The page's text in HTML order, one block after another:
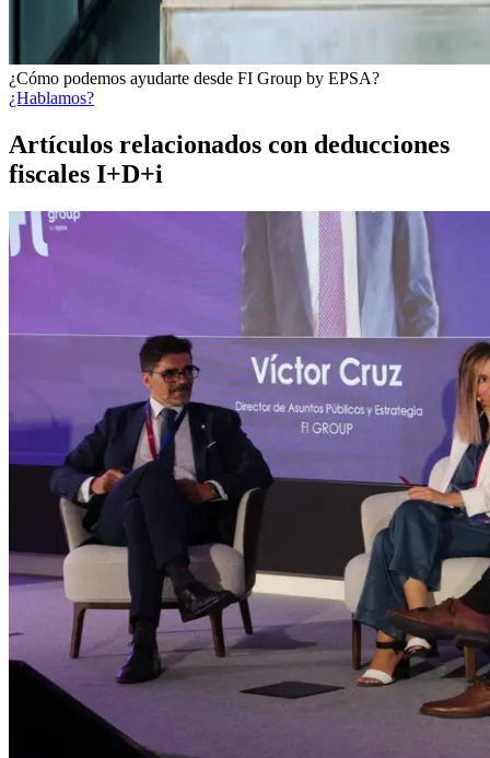
¿Cómo podemos ayudarte desde FI Group by EPSA?
¿Hablamos?
Artículos relacionados con deducciones
fiscales I+D+i